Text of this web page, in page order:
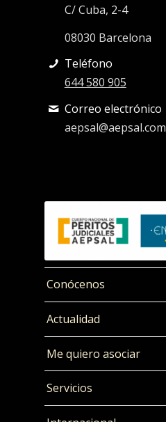
C/ Cuba, 2-4
08030 Barcelona
Teléfono
644 580 905
Correo electrónico
aepsal@aepsal.com
Conócenos
Actualidad
Me quiero asociar
Servicios